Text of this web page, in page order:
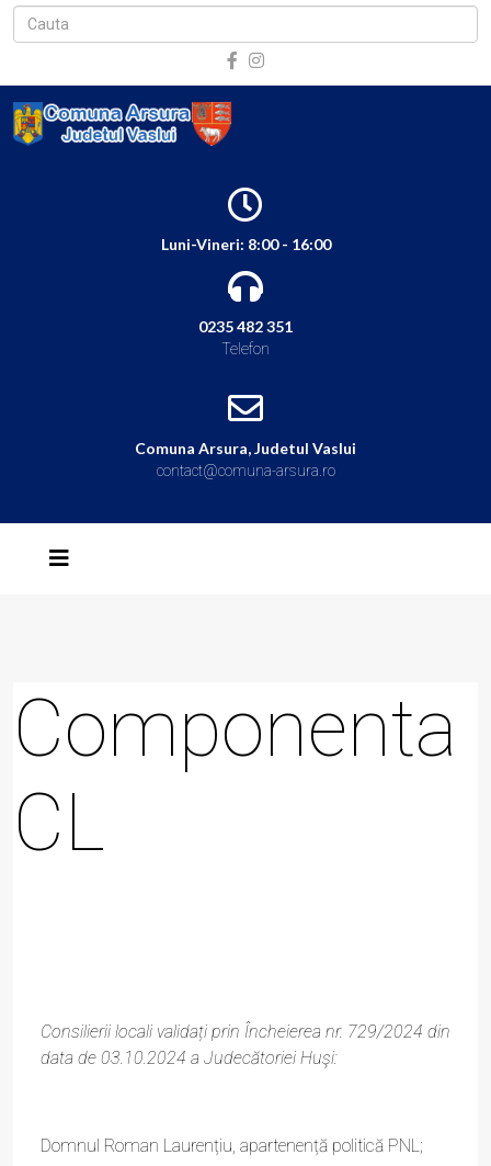
Luni-Vineri: 8:00 - 16:00
0235 482 351
Telefon
Comuna Arsura, Judetul Vaslui
contact@comuna-arsura.ro
Componenta
CL
Consilierii locali validați prin Încheierea nr. 729/2024 din
data de 03.10.2024 a Judecătoriei Huşi:
Domnul Roman Laurențiu, apartenență politică PNL;